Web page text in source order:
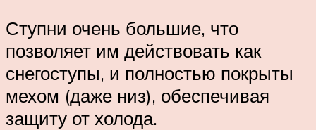
Ступни очень большие, что
позволяет им действовать как
снегоступы, и полностью покрыты
мехом (даже низ), обеспечивая
защиту от холода.